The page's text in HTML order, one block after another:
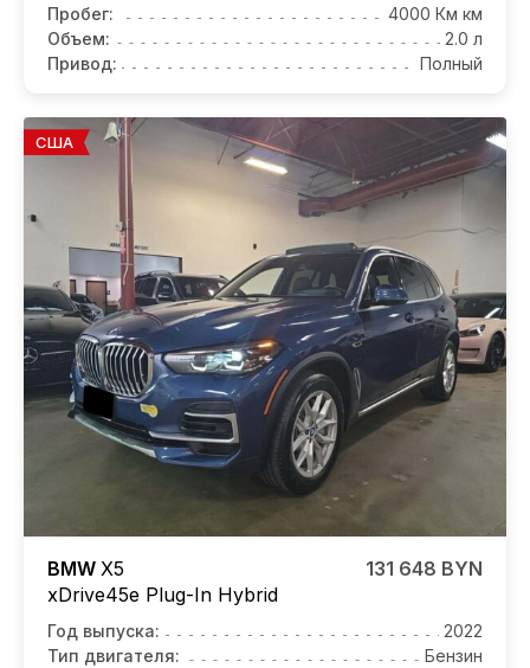
Пробег:
4000 Км км
Объем:
2.0 л
Привод:
Полный
США
BMW X5
xDrive45e Plug-In Hybrid
131 648 BYN
Год выпуска:
2022
Тип двигателя:
Бензин